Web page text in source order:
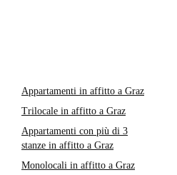
Appartamenti in affitto a Graz
Trilocale in affitto a Graz
Appartamenti con più di 3
stanze in affitto a Graz
Monolocali in affitto a Graz